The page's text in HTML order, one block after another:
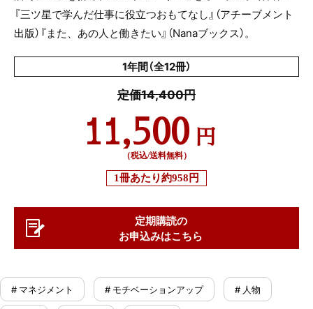
『三ツ星で学んだ仕事に役立つおもてなし』（アチーブメント
出版）『また、あの人と働きたい』（Nanaブックス）。
1年間（全12冊）
定価14,400円
11,500 円
（税込/送料無料）
1冊あたり約958円
定期購読の
お申込みはこちら
# マネジメント # モチベーションアップ # 人物